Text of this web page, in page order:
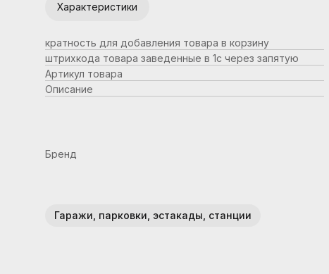
Характеристики
кратность для добавления товара в корзину
штрихкода товара заведенные в 1с через запятую
Артикул товара
Описание
Бренд
Гаражи, парковки, эстакады, станции